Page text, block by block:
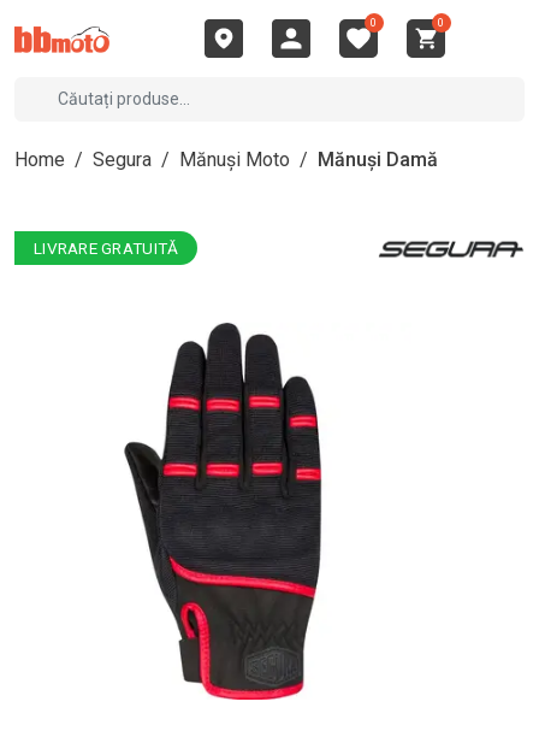
0 0
Home / Segura / Mănuși Moto / Mănuși Damă
LIVRARE GRATUITĂ